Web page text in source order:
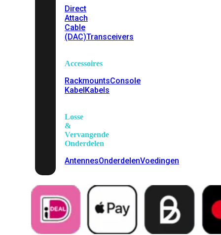
Direct
Attach
Cable
(DAC)Transceivers
Accessoires
RackmountsConsole
KabelKabels
Losse
&
Vervangende
Onderdelen
AntennesOnderdelenVoedingen